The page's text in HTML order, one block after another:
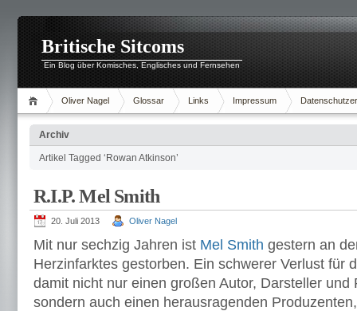
Britische Sitcoms
Ein Blog über Komisches, Englisches und Fernsehen
Oliver Nagel Glossar Links Impressum
Archiv
Artikel Tagged ‘Rowan Atkinson’
R.I.P. Mel Smith
20. Juli 2013 Oliver Nagel
Mit nur sechzig Jahren ist Mel Smith gestern an
Herzinfarktes gestorben. Ein schwerer Verlust für
damit nicht nur einen großen Autor, Darsteller und
sondern auch einen herausragenden